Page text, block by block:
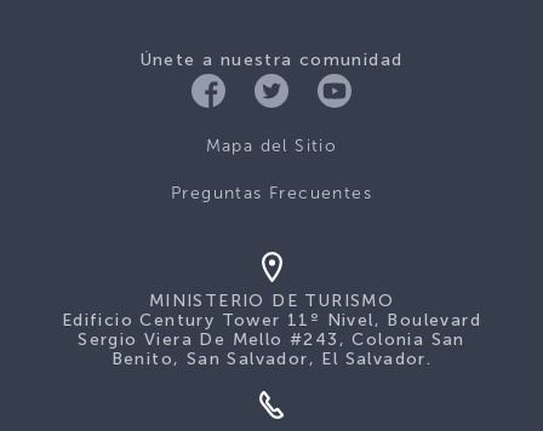
Únete a nuestra comunidad
Mapa del Sitio
Preguntas Frecuentes
MINISTERIO DE TURISMO
Edificio Century Tower 11º Nivel, Boulevard
Sergio Viera De Mello #243, Colonia San
Benito, San Salvador, El Salvador.